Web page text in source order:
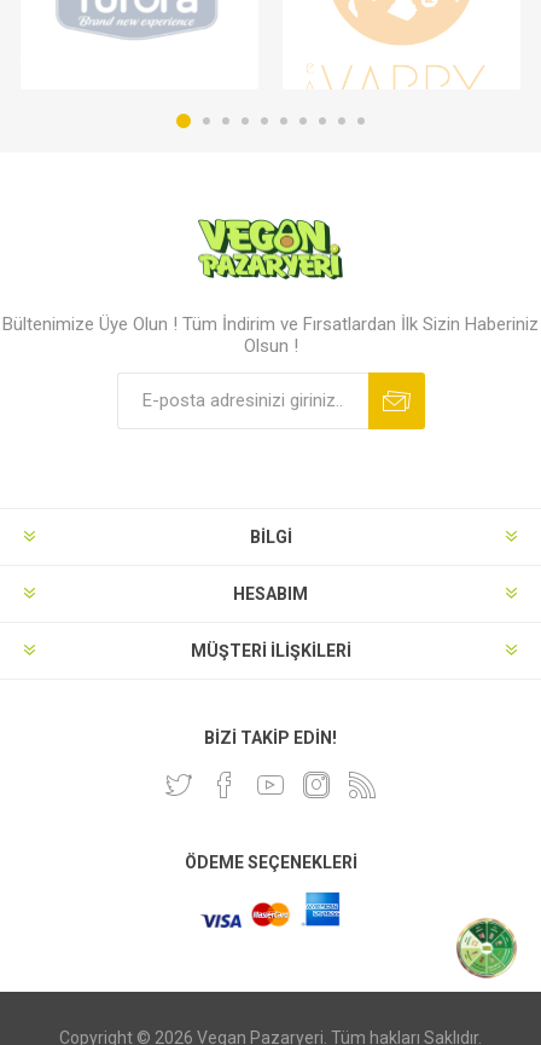
Bültenimize Üye Olun ! Tüm İndirim ve Fırsatlardan İlk Sizin Haberiniz
Olsun !
BILGI
HESABIM
MÜŞTERI İLIŞKILERI
BIZI TAKIP EDIN!
ÖDEME SEÇENEKLERI
Copyright © 2026 Vegan Pazaryeri. Tüm hakları Saklıdır.